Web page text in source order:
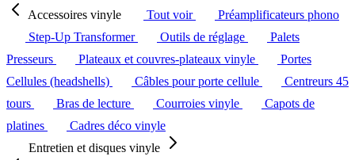
Accessoires vinyle
Tout voir
Préamplificateurs phono
Step-Up Transformer
Outils de réglage
Palets
Presseurs
Plateaux et couvres-plateaux vinyle
Portes
Cellules (headshells)
Câbles pour porte cellule
Centreurs 45
tours
Bras de lecture Courroies vinyle
Capots de
platines
Cadres déco vinyle
Entretien et disques vinyle